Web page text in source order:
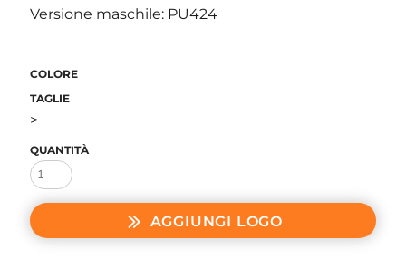
Versione maschile: PU424
COLORE
TAGLIE
>
QUANTITÀ
AGGIUNGI LOGO